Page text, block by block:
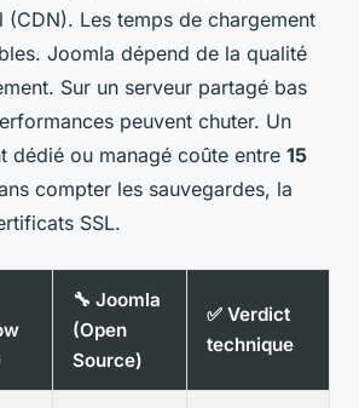
Les temps de chargement
Joomla dépend de la qualité
Sur un serveur partagé bas
peuvent chuter. Un
dédié ou managé coûte entre 15
compter les sauvegardes, la
SSL.
🔧 Joomla
(Open
Source)
✅ Verdict
technique